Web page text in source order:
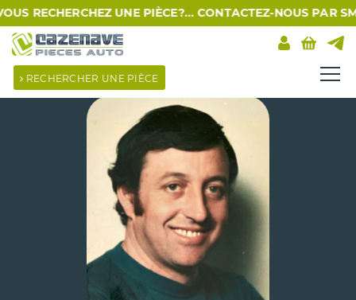
UNE PIÈCE?... CONTACTEZ-NOUS PAR SMS AU
RECHERCHER UNE PIÈCE